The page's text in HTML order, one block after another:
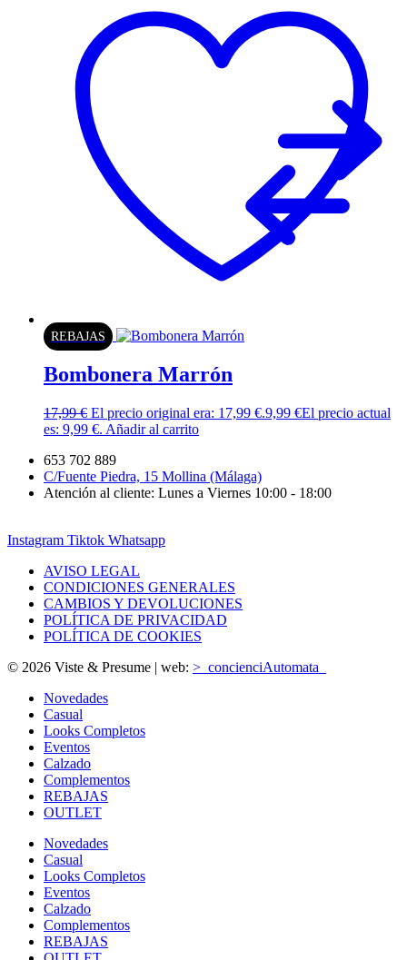
REBAJAS
Bombonera Marrón
17,99€ El precio original era: 17,99 €.9,99 €El precio actual
es: 9,99 €. Añadir al carrito
653 702 889
C/Fuente Piedra, 15 Mollina (Málaga)
Atención al cliente: Lunes a Viernes 10:00 - 18:00
Instagram Tiktok Whatsapp
AVISO LEGAL
CONDICIONES GENERALES
CAMBIOS Y DEVOLUCIONES
POLÍTICA DE PRIVACIDAD
POLÍTICA DE COOKIES
© 2026 Viste & Presume | web: >_concienciAutomata_
Novedades
Casual
Looks Completos
Eventos
Calzado
Complementos
REBAJAS
OUTLET
Novedades
Casual
Looks Completos
Eventos
Calzado
Complementos
REBAJAS